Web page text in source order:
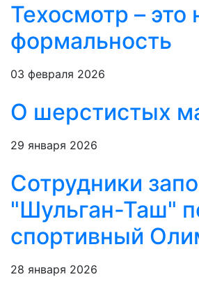
Техосмотр – это
формальность
03 февраля 2026
О шерстистых
29 января 2026
Сотрудники
"Шульган-Таш"
спортивный
28 января 2026